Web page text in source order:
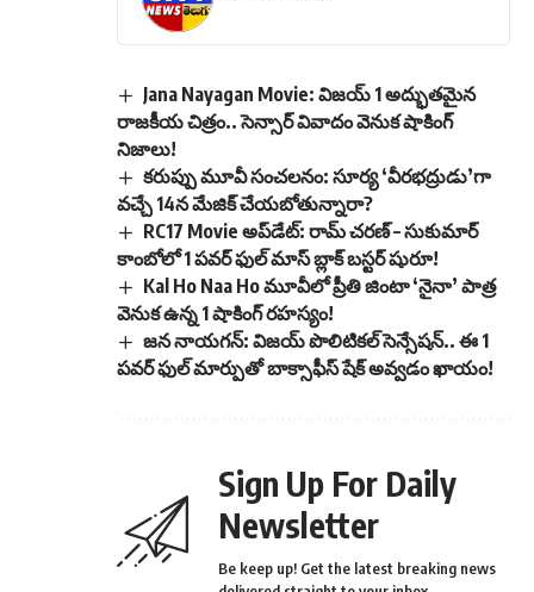
Jana Nayagan Movie: విజయ్ 1 అద్భుతమైన
రాజకీయ చిత్రం.. సెన్సార్ వివాదం వెనుక షాకింగ్
నిజాలు!
కరుప్పు మూవీ సంచలనం: సూర్య ‘వీరభద్రుడు’గా
వచ్చే 14న మేజిక్ చేయబోతున్నారా?
RC17 Movie అప్‌డేట్: రామ్ చరణ్ – సుకుమార్
కాంబోలో 1 పవర్ ఫుల్ మాస్ బ్లాక్ బస్టర్ షురూ!
Kal Ho Naa Ho మూవీలో ప్రీతి జింటా ‘నైనా’ పాత్ర
వెనుక ఉన్న 1 షాకింగ్ రహస్యం!
జన నాయగన్: విజయ్ పొలిటికల్ సెన్సేషన్.. ఈ 1
పవర్ ఫుల్ మార్పుతో బాక్సాఫీస్ షేక్ అవ్వడం ఖాయం!
Sign Up For Daily
Newsletter
Be keep up! Get the latest breaking news